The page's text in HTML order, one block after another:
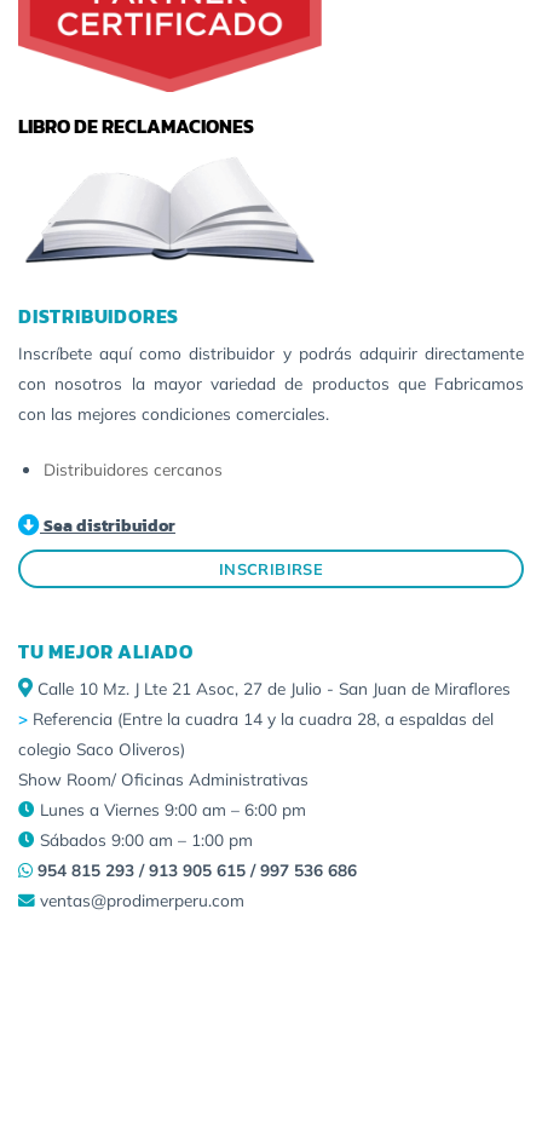
LIBRO DE RECLAMACIONES
DISTRIBUIDORES
Inscríbete aquí como distribuidor y podrás adquirir directamente
con nosotros la mayor variedad de productos que Fabricamos
con las mejores condiciones comerciales.
Distribuidores cercanos
Sea distribuidor
INSCRIBIRSE
TU MEJOR ALIADO
Calle 10 Mz. J Lte 21 Asoc, 27 de Julio - San Juan de Miraflores
> Referencia (Entre la cuadra 14 y la cuadra 28, a espaldas del
colegio Saco Oliveros)
Show Room/ Oficinas Administrativas
Lunes a Viernes 9:00 am – 6:00 pm
Sábados 9:00 am – 1:00 pm
954 815 293 / 913 905 615 / 997 536 686
ventas@prodimerperu.com